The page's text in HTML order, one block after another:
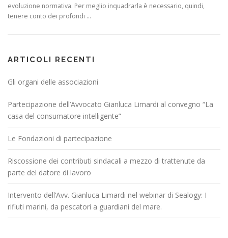
evoluzione normativa. Per meglio inquadrarla è necessario, quindi,
tenere conto dei profondi …
ARTICOLI RECENTI
Gli organi delle associazioni
Partecipazione dell’Avvocato Gianluca Limardi al convegno “La
casa del consumatore intelligente”
Le Fondazioni di partecipazione
Riscossione dei contributi sindacali a mezzo di trattenute da
parte del datore di lavoro
Intervento dell’Avv. Gianluca Limardi nel webinar di Sealogy: I
rifiuti marini, da pescatori a guardiani del mare.